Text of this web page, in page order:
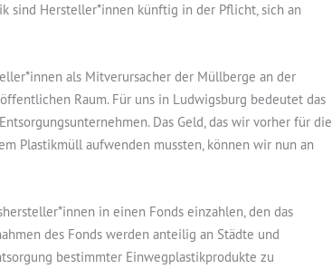
sind Hersteller*innen künftig in der Pflicht, sich an
als Mitverursacher der Müllberge an der
Raum. Für uns in Ludwigsburg bedeutet das
Das Geld, das wir vorher für die
Plastikmüll aufwenden mussten, können wir nun an
in einen Fonds einzahlen, den das
des Fonds werden anteilig an Städte und
bestimmter Einwegplastikprodukte zu